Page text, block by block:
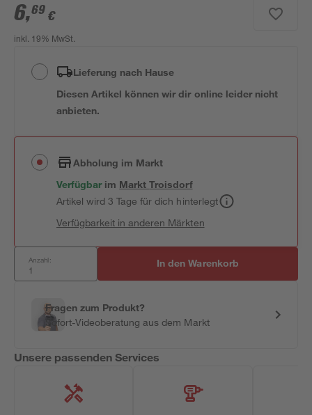
6,69 €
inkl. 19% MwSt.
Lieferung nach Hause
Diesen Artikel können wir dir online leider nicht
anbieten.
Abholung im Markt
Verfügbar im MarktTroisdorf
Artikel wird 3 Tage für dich hinterlegt
Verfügbarkeit in anderen Märkten
Anzahl: In den Warenkorb
Fragen zum Produkt?
Sofort-Videoberatung aus dem Markt
Unsere passenden Services